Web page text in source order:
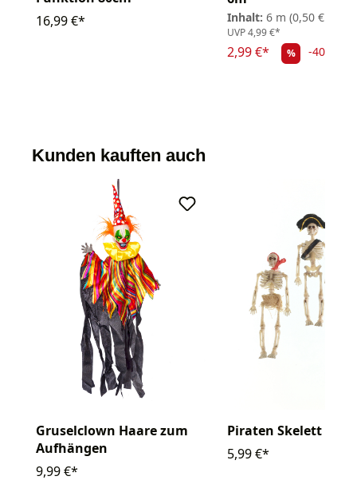
16,99 €*
Inhalt: 6 m (0,50 € / 1 m)
UVP4,99 €*
2,99 €* % -40.08%
Kunden kauften auch
Gruselclown Haare zum
Aufhängen
9,99 €*
Piraten Skelett 3er
5,99 €*